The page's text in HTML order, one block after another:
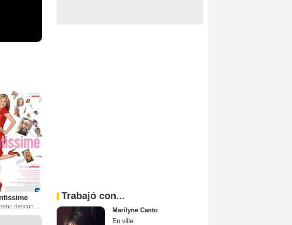
Fecha de estreno desconocida
Trabajó con...
Marilyne Canto
En ville